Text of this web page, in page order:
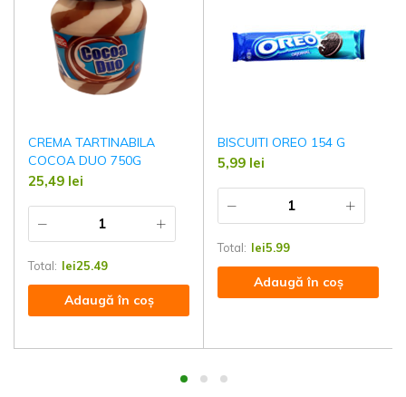
CREMA TARTINABILA
COCOA DUO 750G
25,49 lei
Total: lei25.49
Adaugă în coș
BISCUITI OREO 154 G
5,99 lei
Total: lei5.99
Adaugă în coș